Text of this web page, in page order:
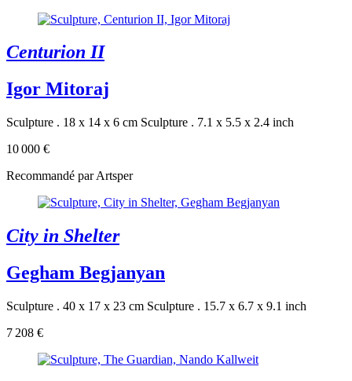
Centurion II
Igor Mitoraj
Sculpture . 18 x 14 x 6 cm Sculpture . 7.1 x 5.5 x 2.4 inch
10 000 €
Recommandé par Artsper
City in Shelter
Gegham Begjanyan
Sculpture . 40 x 17 x 23 cm Sculpture . 15.7 x 6.7 x 9.1 inch
7 208 €